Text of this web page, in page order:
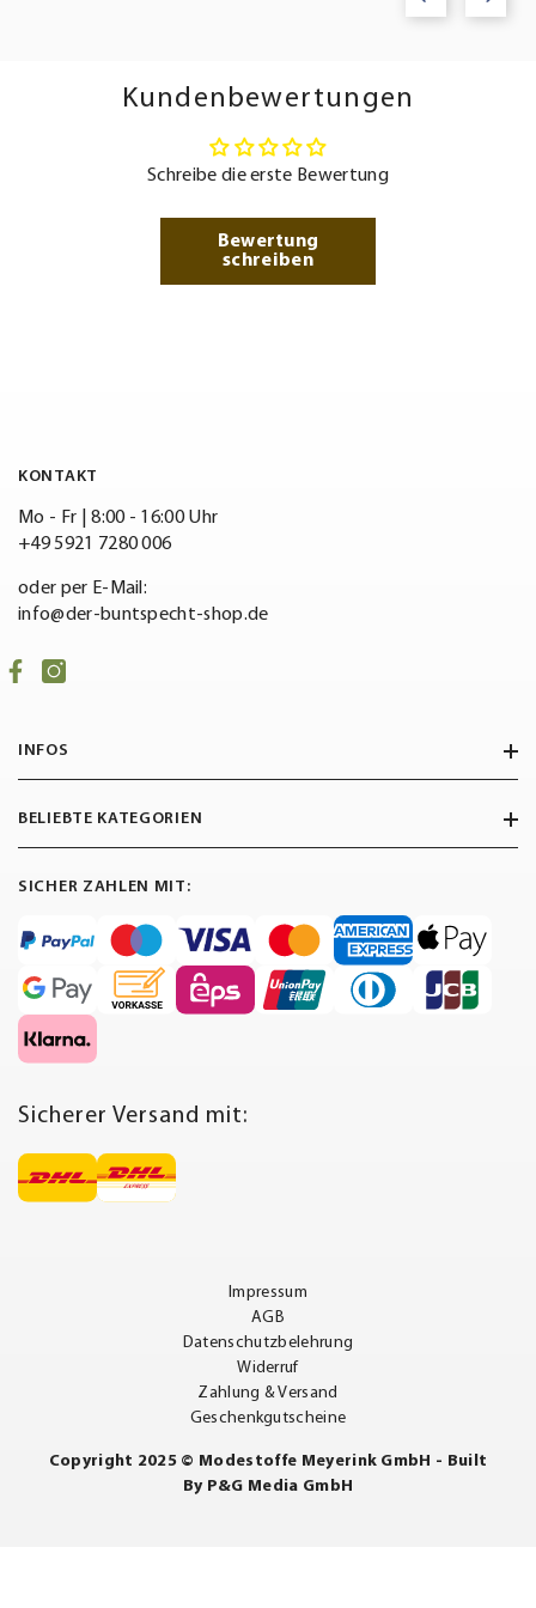
Kundenbewertungen
Schreibe die erste Bewertung
Bewertung
schreiben
KONTAKT
Mo - Fr | 8:00 - 16:00 Uhr
+49 5921 7280 006
oder per E-Mail:
info@der-buntspecht-shop.de
INFOS
BELIEBTE KATEGORIEN
SICHER ZAHLEN MIT:
Sicherer Versand mit:
Impressum
AGB
Datenschutzbelehrung
Widerruf
Zahlung & Versand
Geschenkgutscheine
Copyright 2025 © Modestoffe Meyerink GmbH - Built
By P&G Media GmbH